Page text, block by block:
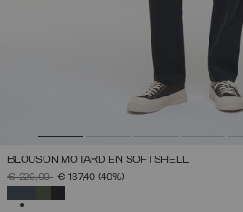
BLOUSON MOTARD EN SOFTSHELL
PRIX RÉDUIT DE
€ 229,00À€ 137,40 (40%)